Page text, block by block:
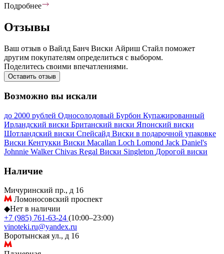
Подробнее
Отзывы
Ваш отзыв о Вайлд Банч Виски Айриш Стайл поможет
другим покупателям определиться с выбором.
Поделитесь своими впечатлениями.
Оставить отзыв
Возможно вы искали
до 2000 рублей Односолодовый Бурбон Купажированный
Ирландский виски Британский виски Японский виски
Шотландский виски Спейсайд Виски в подарочной упаковке
Виски Кентукки Виски Macallan Loch Lomond Jack Daniel's
Johnnie WalkerChivas Regal Виски Singleton Дорогой виски
Наличие
Мичуринский пр., д 16
Ломоносовский проспект
◆Нет в наличии
+7 (985) 761-63-24 (10:00–23:00)
vinoteki.ru@yandex.ru
Воротынская ул., д 16